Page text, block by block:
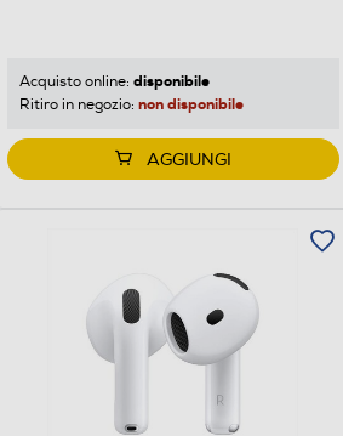
Acquisto online: disponibile
Ritiro in negozio: non disponibile
AGGIUNGI